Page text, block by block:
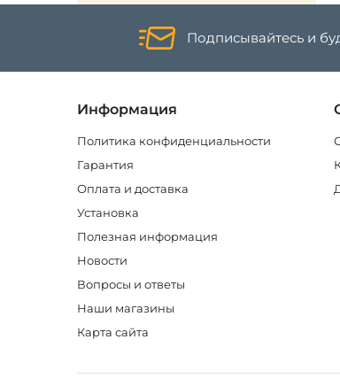
Подписывайтесь и
Информация
Политика конфиденциальности
Гарантия
Оплата и доставка
Установка
Полезная информация
Новости
Вопросы и ответы
Наши магазины
Карта сайта